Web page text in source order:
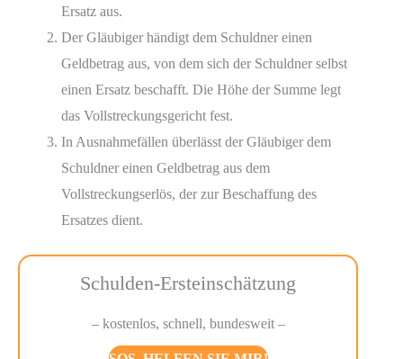
Ersatz aus.
Der Gläubiger händigt dem Schuldner einen
Geldbetrag aus, von dem sich der Schuldner selbst
einen Ersatz beschafft. Die Höhe der Summe legt
das Vollstreckungsgericht fest.
In Ausnahmefällen überlässt der Gläubiger dem
Schuldner einen Geldbetrag aus dem
Vollstreckungserlös, der zur Beschaffung des
Ersatzes dient.
Schulden-Ersteinschätzung
– kostenlos, schnell, bundesweit –